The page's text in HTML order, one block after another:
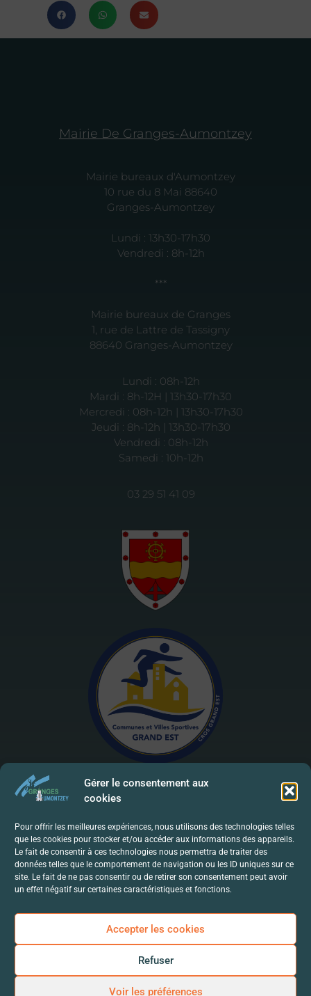
Gérer le consentement aux
cookies
Pour offrir les meilleures expériences, nous utilisons des technologies telles
que les cookies pour stocker et/ou accéder aux informations des appareils.
Le fait de consentir à ces technologies nous permettra de traiter des
données telles que le comportement de navigation ou les ID uniques sur ce
site. Le fait de ne pas consentir ou de retirer son consentement peut avoir
un effet négatif sur certaines caractéristiques et fonctions.
Accepter les cookies
Refuser
Voir les préférences
Mairie De Granges-Aumontzey
Mairie bureaux d'Aumontzey
10 rue du 8 Mai 88640
Granges-Aumontzey
Lundi : 13h30-17h30
Vendredi : 8h-12h
***
Mairie bureaux de Granges
1, rue de Lattre de Tassigny
88640 Granges-Aumontzey
Lundi : 08h-12h
Mardi : 8h-12H | 13h30-17h30
Mercredi : 08h-12h | 13h30-17h30
Jeudi : 8h-12h | 13h30-17h30
Vendredi : 08h-12h
Samedi : 10h-12h
03 29 51 41 09
Mentions Légales | RGPD
Politique De Confidentialité
Contact